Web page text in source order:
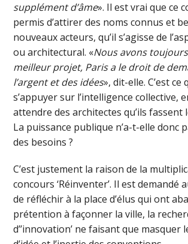
supplément d’âme». Il est vrai que ce
permis d’attirer des noms connus et
nouveaux acteurs, qu’il s’agisse de
ou architectural. «Nous avons
meilleur projet, Paris a le droit de
l’argent et des idées», dit-elle. C’est ce
s’appuyer sur l’intelligence collective,
attendre des architectes qu’ils fassent
La puissance publique n’a-t-elle donc
des besoins ?
C’est justement la raison de la
concours ‘Réinventer’. Il est demandé
de réfléchir à la place d’élus qui ont
prétention à façonner la ville, la
d’’innovation’ ne faisant que masquer